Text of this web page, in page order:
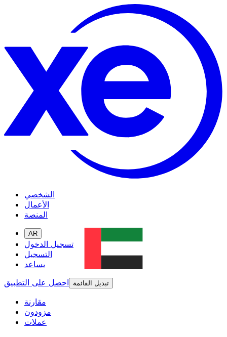
الشخصي
الأعمال
المنصة
AR
تسجيل الدخول
التسجيل
يساعد
احصل على التطبيق
تبديل القائمة
مقارنة
مزودون
عملات